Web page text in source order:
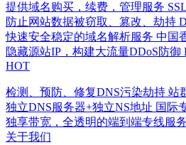
提供域名购买，续费，管理服务
防止网站数据被窃取、篡改、劫持
快速安全稳定的域名解析服务 中国
隐藏源站IP，构建大流量DDoS防御
HOT
检测、预防、修复DNS污染劫持 站
独立DNS服务器+独立NS地址 国际
独享带宽，全透明的端到端专线服务
关于我们